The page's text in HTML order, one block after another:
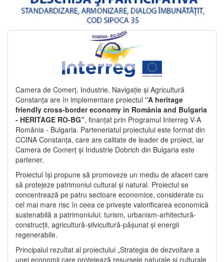
Camera de Comerț, Industrie, Navigație și Agricultură
Constanța are în implementare proiectul “A heritage
friendly cross-border economy in România and Bulgaria
- HERITAGE RO-BG”, finanțat prin Programul Interreg V-A
România - Bulgaria. Parteneriatul proiectului este format din
CCINA Constanța, care are calitate de leader de proiect, iar
Camera de Comerț și Industrie Dobrich din Bulgaria este
partener.
Proiectul își propune să promoveze un mediu de afaceri care
să protejeze patrimoniul cultural și natural. Proiectul se
concentrează pe patru sectoare economice, considerate cu
cel mai mare risc în ceea ce privește valorificarea economică
sustenabilă a patrimoniului: turism, urbanism-arhitectură-
construcții, agricultură-silvicultură-pășunat și energii
regenerabile.
Principalul rezultat al proiectului „Strategia de dezvoltare a
unei economii care protejează resursele naturale și culturale